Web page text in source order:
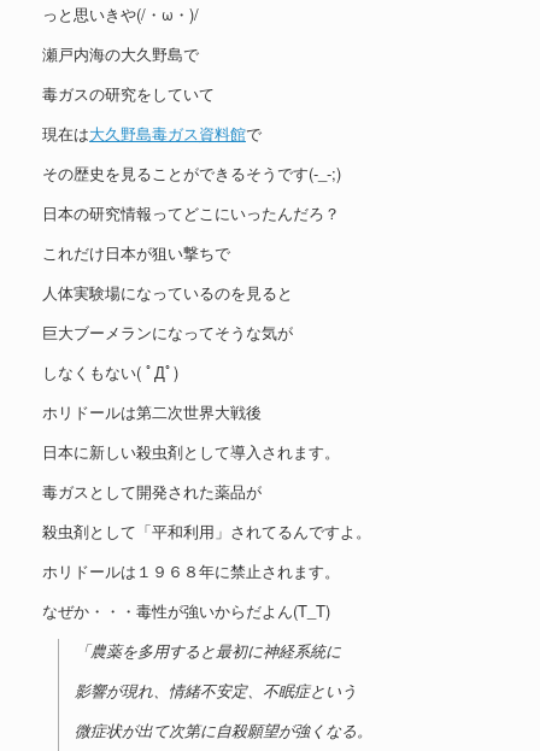
っと思いきや(/・ω・)/
瀬戸内海の大久野島で
毒ガスの研究をしていて
現在は大久野島毒ガス資料館で
その歴史を見ることができるそうです(-_-;)
日本の研究情報ってどこにいったんだろ？
これだけ日本が狙い撃ちで
人体実験場になっているのを見ると
巨大ブーメランになってそうな気が
しなくもない( ﾟДﾟ)
ホリドールは第二次世界大戦後
日本に新しい殺虫剤として導入されます。
毒ガスとして開発された薬品が
殺虫剤として「平和利用」されてるんですよ。
ホリドールは１９６８年に禁止されます。
なぜか・・・毒性が強いからだよん(T_T)
「農薬を多用すると最初に神経系統に
影響が現れ、情緒不安定、不眠症という
微症状が出て次第に自殺願望が強くなる。